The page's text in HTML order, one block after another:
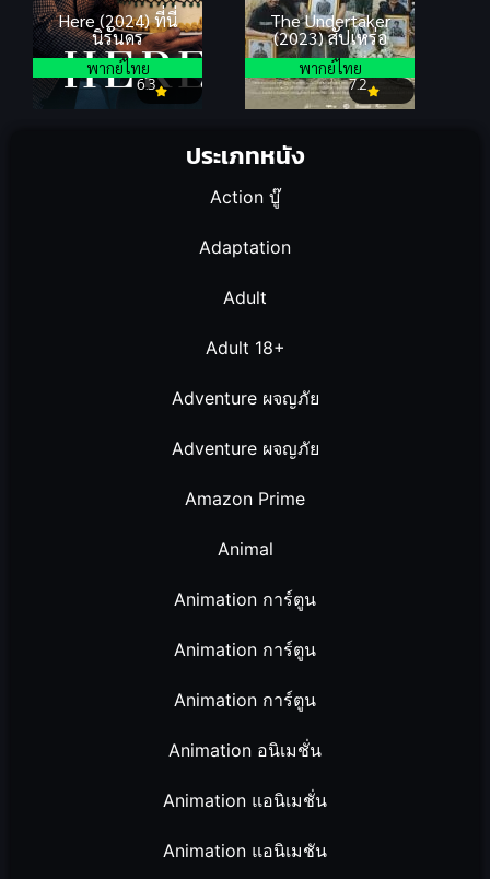
ประเภทหนัง
Action บู๊
Adaptation
Adult
Adult 18+
Adventure ผจญภัย
Adventure ผจญภัย
Amazon Prime
Animal
Animation การ์ตูน
Animation การ์ตูน
Animation การ์ตูน
Animation อนิเมชั่น
Animation แอนิเมชั่น
Animation แอนิเมชัน
Here (2024) ที่นี่
นิรันดร
6.3
พากย์ไทย
The Undertaker
(2023) สัปเหร่อ
7.2
พากย์ไทย